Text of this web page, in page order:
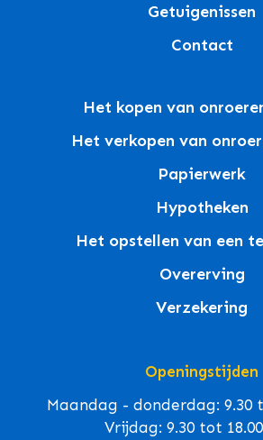
Getuigenissen
Contact
Het kopen van
Het verkopen van
Papierwerk
Hypotheken
Het opstellen van een
Overerving
Verzekering
Openingstijden
Maandag - donderdag: 9.30
Vrijdag: 9.30 tot